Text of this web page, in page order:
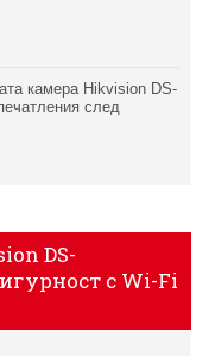
камера Hikvision DS-
след
DS-
с Wi-Fi